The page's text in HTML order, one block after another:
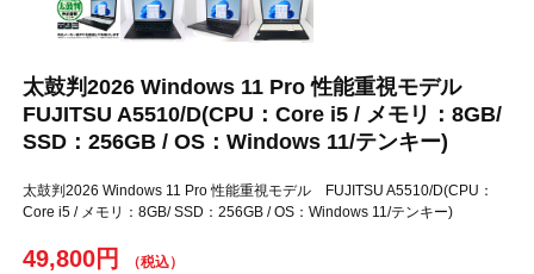
太鼓判2026 Windows 11 Pro 性能重視モデル
FUJITSU A5510/D(CPU：Core i5 / メモリ：8GB/
SSD：256GB / OS：Windows 11/テンキー)
太鼓判2026 Windows 11 Pro 性能重視モデル FUJITSU A5510/D(CPU：
Core i5 / メモリ：8GB/ SSD：256GB / OS：Windows 11/テンキー)
49,800円